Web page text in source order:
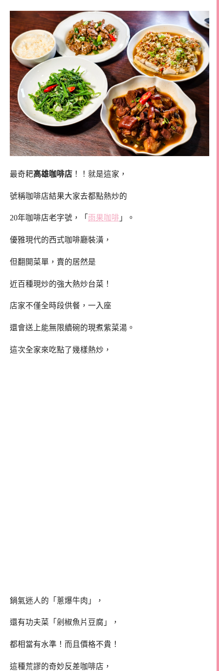
最奇耙高雄咖啡店 ！！就是這家，
號稱咖啡店結果大家去都點熱炒的
20年咖啡店老字號，「 雨果咖啡 」。
優雅現代的西式咖啡廳裝潢，
但翻開菜單，賣的居然是
近百種現炒的強大熱炒台菜！
店家不僅全時段供餐，一入座
還會送上能無限續碗的現煮紫菜湯。
這次全家來吃點了幾樣熱炒，
鍋氣迷人的「蔥爆牛肉」，
還有功夫菜「剁椒魚片豆腐」，
都相當有水準！而且價格不貴！
這種荒謬的奇妙反差咖啡店，